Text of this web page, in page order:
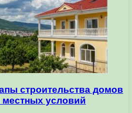
строительства домов
условий